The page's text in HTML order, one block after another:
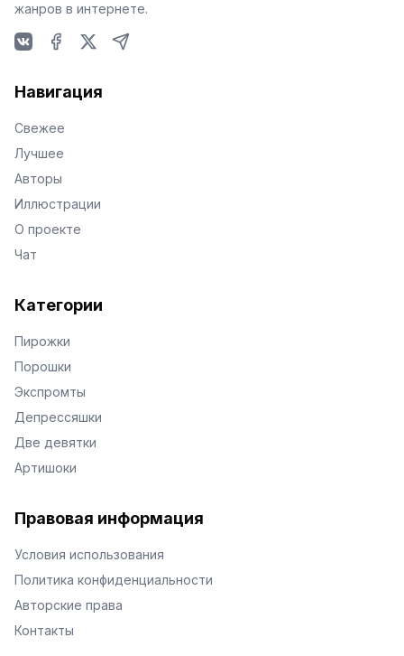
жанров в интернете.
Навигация
Свежее
Лучшее
Авторы
Иллюстрации
О проекте
Чат
Категории
Пирожки
Порошки
Экспромты
Депрессяшки
Две девятки
Артишоки
Правовая информация
Условия использования
Политика конфиденциальности
Авторские права
Контакты